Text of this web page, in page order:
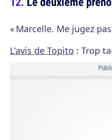
« Marcelle. Me jugez
L'avis de Topito : Trop